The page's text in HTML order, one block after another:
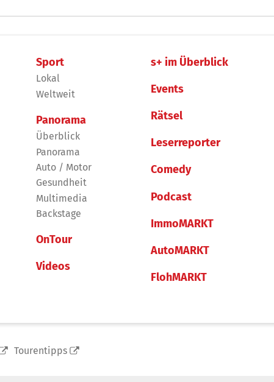
Sport
Lokal
Weltweit
Panorama
Überblick
Panorama
Auto / Motor
Gesundheit
Multimedia
Backstage
OnTour
Videos
s+ im Überblick
Events
Rätsel
Leserreporter
Comedy
Podcast
ImmoMARKT
AutoMARKT
FlohMARKT
Tourentipps